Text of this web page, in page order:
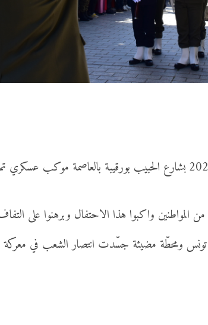
بمناسبة إحياء الذكرى 69 لعيد الاستقلال، انتظم بعد ظهر اليوم 20 مارس 2025
واكبوا هذا الاحتفال وبرهنوا على